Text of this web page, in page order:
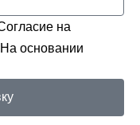
на
На основании